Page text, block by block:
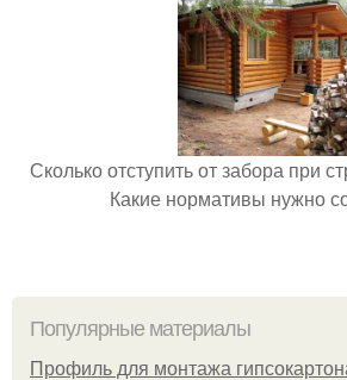
Сколько отступить от забора при
Какие нормативы нужно
Популярные материалы
Профиль для монтажа